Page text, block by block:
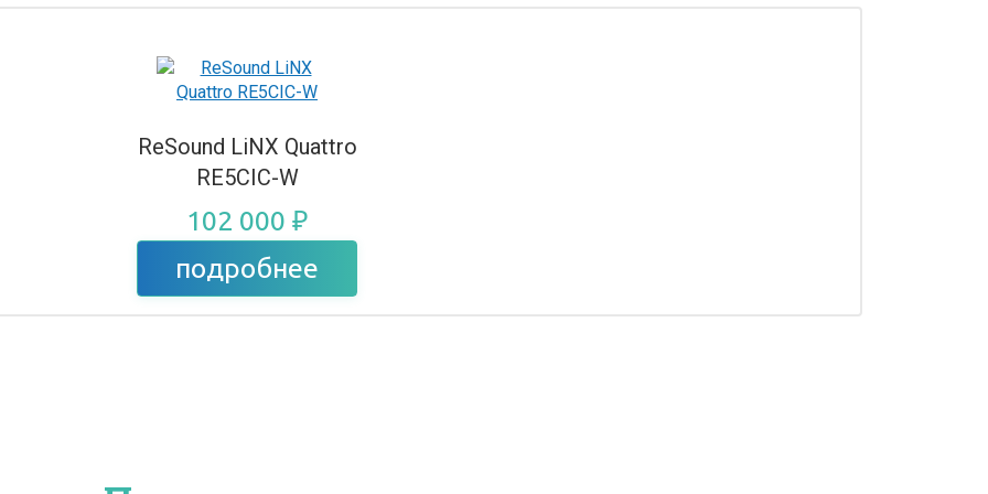
ReSound LiNX Quattro
RE5CIC-W
102 000 ₽
подробнее